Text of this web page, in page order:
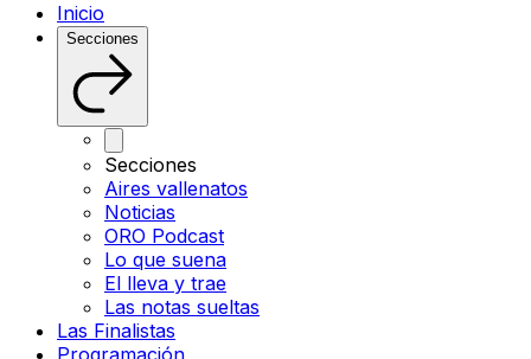
Inicio
Secciones
Secciones
Aires vallenatos
Noticias
ORO Podcast
Lo que suena
El lleva y trae
Las notas sueltas
Las Finalistas
Programación